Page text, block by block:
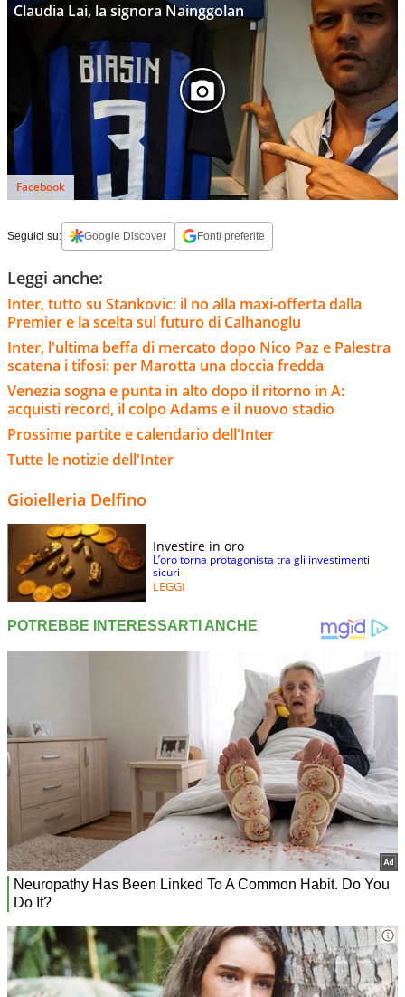
Claudia Lai, la signora Nainggolan
Facebook
Seguici su: Google Discover Fonti preferite
Leggi anche:
Inter, tutto su Stankovic: il no alla maxi-offerta dalla
Premier e la scelta sul futuro di Calhanoglu
Inter, l'ultima beffa di mercato dopo Nico Paz e Palestra
scatena i tifosi: per Marotta una doccia fredda
Venezia sogna e punta in alto dopo il ritorno in A:
acquisti record, il colpo Adams e il nuovo stadio
Prossime partite e calendario dell'Inter
Tutte le notizie dell'Inter
Gioielleria Delfino
Investire in oro
L’oro torna protagonista tra gli investimenti
sicuri
LEGGI